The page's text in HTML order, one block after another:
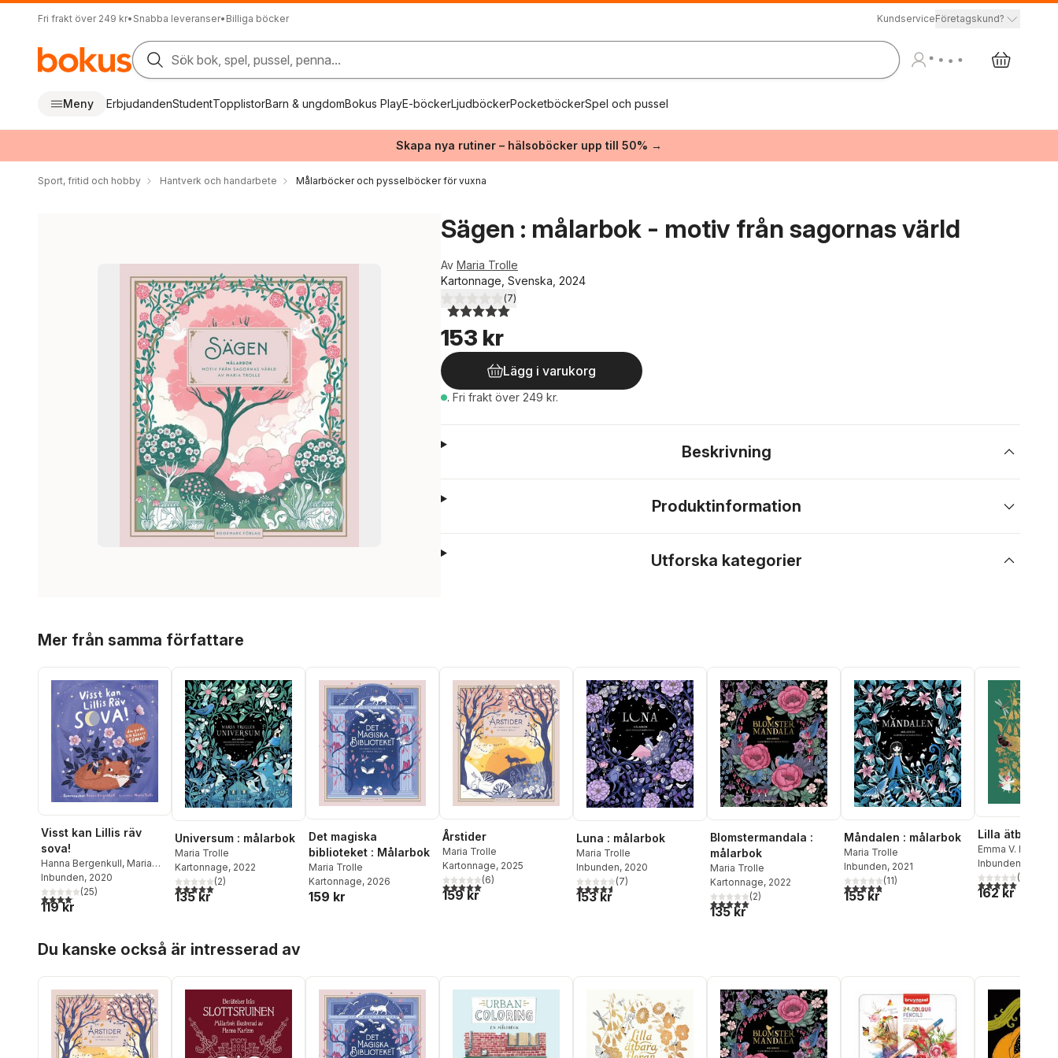
Fri frakt över 249 kr• Snabba leveranser• Billiga böcker KundserviceFöretagskund?
Sök bok, spel, pussel, penna...
Meny ErbjudandenStudentTopplistorBarn & ungdomBokus PlayE-böckerLjudböckerPocketböckerSpel och pussel
Skapa nya rutiner – hälsoböcker upp till 50% →
Sport, fritid och hobby Hantverk och handarbete Målarböcker och pysselböcker för vuxna
Sägen : målarbok - motiv från sagornas värld
Av Maria Trolle
Kartonnage, Svenska, 2024
5,0utav 5 stjärnor. Totalt antal röster:
(7)
153 kr
Lägg i varukorg
. Fri frakt över 249 kr.
Beskrivning
Produktinformation
Utforska kategorier
Mer från samma författare
Visst kan Lillis räv
sova!
Hanna Bergenkull, Maria
Trolle
Inbunden, 2020
4,1utav 5 stjärnor. Totalt antal röster:
(25)
119 kr
Universum : målarbok
Maria Trolle
Kartonnage, 2022
5,0utav 5 stjärnor. Totalt antal röster:
(2)
135 kr
Det magiska
biblioteket : Målarbok
Maria Trolle
Kartonnage, 2026
159 kr
Årstider
Maria Trolle
Kartonnage, 2025
5,0utav 5 stjärnor. Totalt antal röster:
(6)
159 kr
Luna : målarbok
Maria Trolle
Inbunden, 2020
4,6utav 5 stjärnor. Totalt antal röster:
(7)
153 kr
Blomstermandala :
målarbok
Maria Trolle
Kartonnage, 2022
5,0utav 5 stjärnor. Totalt antal röster:
(2)
135 kr
Måndalen : målarbok
Maria Trolle
Inbunden, 2021
4,8utav 5 stjärnor. Totalt antal röster:
(11)
155 kr
Lilla ätbara
Emma V. Larsson
Trolle
Inbunden
5,0utav 5(
162 kr
Du kanske också är intresserad av